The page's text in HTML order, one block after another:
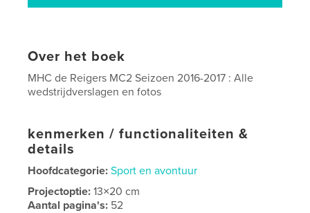
Over het boek
MHC de Reigers MC2 Seizoen 2016-2017 : Alle
wedstrijdverslagen en fotos
kenmerken / functionaliteiten &
details
Hoofdcategorie: Sport en avontuur
Projectoptie:13×20 cm
Aantal pagina's: 52